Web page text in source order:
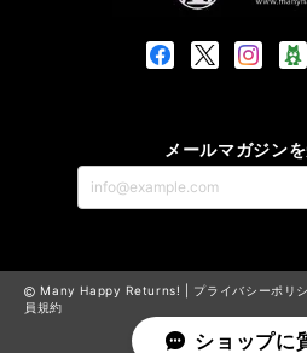
メールマガジン
Many Happy Returns! | プライバシーポリ
員規約
ショップに